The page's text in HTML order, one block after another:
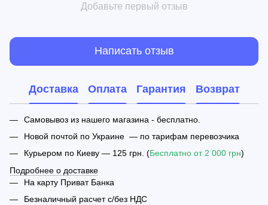
Добавьте первый отзыв
Написать отзыв
Доставка Оплата Гарантия Возврат
Самовывоз из нашего магазина - бесплатно.
Новой почтой по Украине — по тарифам перевозчика
Курьером по Киеву — 125 грн. (Бесплатно от 2 000 грн)
Подробнее о доставке
На карту Приват Банка
Безналичный расчет с/без НДС